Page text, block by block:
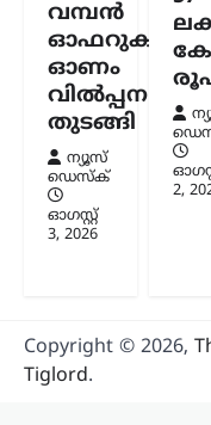
വമ്പൻ
ഓണം
വിൽപ്പന
തുടങ്ങി
ന്യൂസ്
ഡെസ്ക്
ഓഗസ്റ്റ്‌
3, 2026
2,
Copyright © 2026,
Tiglord.